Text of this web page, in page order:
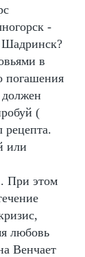
-
Шадринск?
в
погашения
должен
(
рецепта.
или
При этом
любовь
Венчает